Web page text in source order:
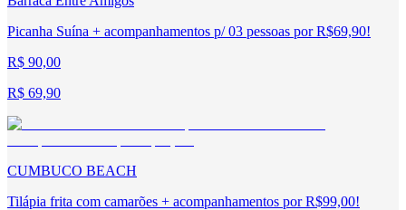
Picanha Suína + acompanhamentos p/ 03 pessoas por R$69,90!
R$ 90,00
R$ 69,90
CUMBUCO BEACH
Tilápia frita com camarões + acompanhamentos por R$99,00!